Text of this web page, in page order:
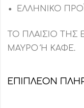
ΕΛΛΗΝΙΚΟ
ΤΟ ΠΛΑΙΣΙΟ ΤΗΣ
ΜΑΥΡΟ Ή ΚΑΦΕ.
ΕΠΙΠΛΈΟΝ